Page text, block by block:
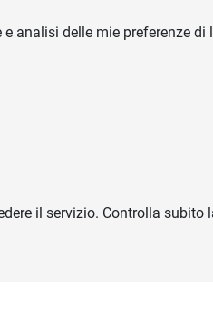
analisi delle mie preferenze di
il servizio. Controlla subito